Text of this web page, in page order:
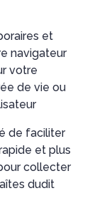
et
navigateur
votre
de vie ou
de faciliter
et plus
collecter
dudit